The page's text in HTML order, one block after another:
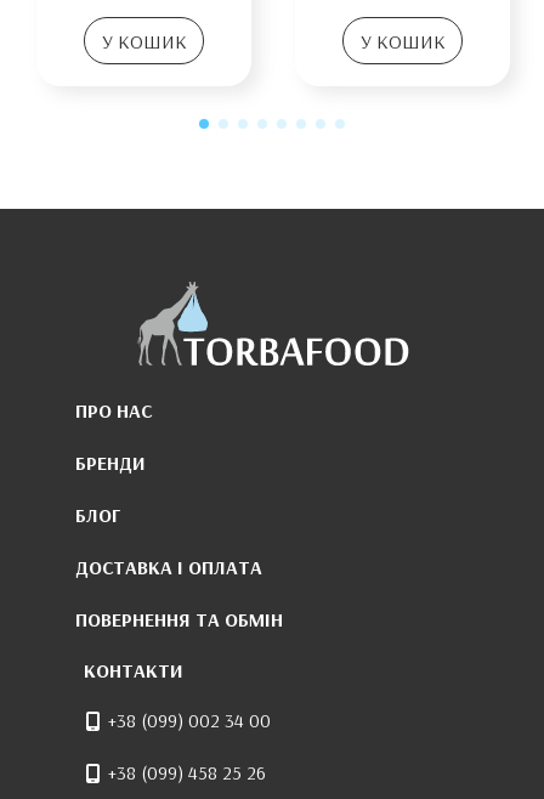
У КОШИК У КОШИК
ПРО НАС
БРЕНДИ
БЛОГ
ДОСТАВКА І ОПЛАТА
ПОВЕРНЕННЯ ТА ОБМІН
КОНТАКТИ
+38 (099) 002 34 00
+38 (099) 458 25 26